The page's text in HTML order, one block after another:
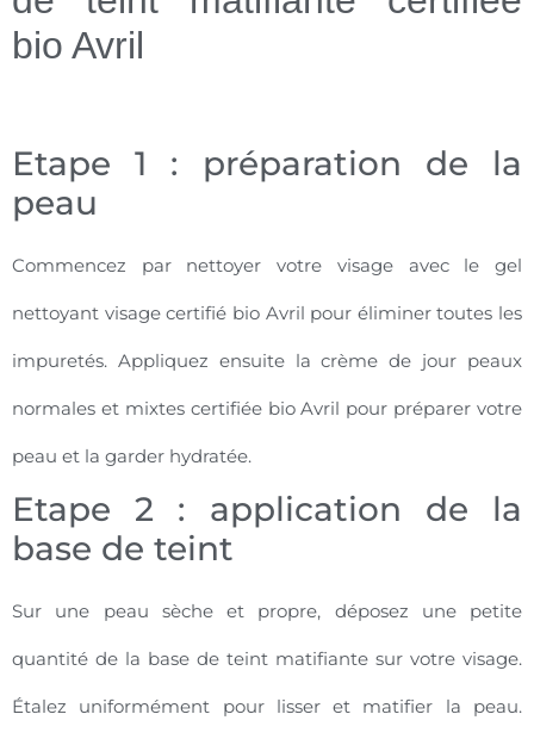
bio Avril
Etape 1 : préparation de la
peau
Commencez par nettoyer votre visage avec le gel
nettoyant visage certifié bio Avril pour éliminer toutes les
impuretés. Appliquez ensuite la crème de jour peaux
normales et mixtes certifiée bio Avril pour préparer votre
peau et la garder hydratée.
Etape 2 : application de la
base de teint
Sur une peau sèche et propre, déposez une petite
quantité de la base de teint matifiante sur votre visage.
Étalez uniformément pour lisser et matifier la peau.